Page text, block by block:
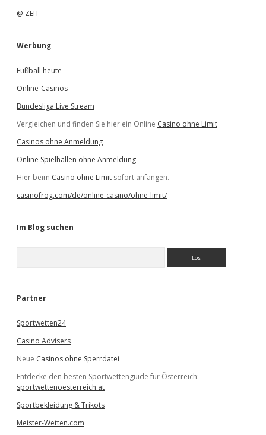
@ ZEIT
Werbung
Fußball heute
Online-Casinos
Bundesliga Live Stream
Vergleichen und finden Sie hier ein Online Casino ohne Limit
Casinos ohne Anmeldung
Online Spielhallen ohne Anmeldung
Hier beim Casino ohne Limit sofort anfangen.
casinofrog.com/de/online-casino/ohne-limit/
Im Blog suchen
e
Partner
Sportwetten24
Casino Advisers
Neue Casinos ohne Sperrdatei
Entdecke den besten Sportwettenguide für Österreich:
sportwettenoesterreich.at
Sportbekleidung & Trikots
Meister-Wetten.com